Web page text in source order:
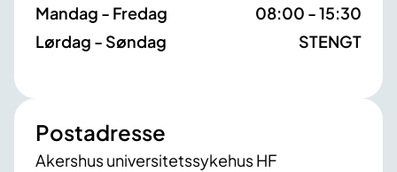
Mandag - Fredag
08:00 - 15:30
Lørdag - Søndag
STENGT
Postadresse
Akershus universitetssykehus HF